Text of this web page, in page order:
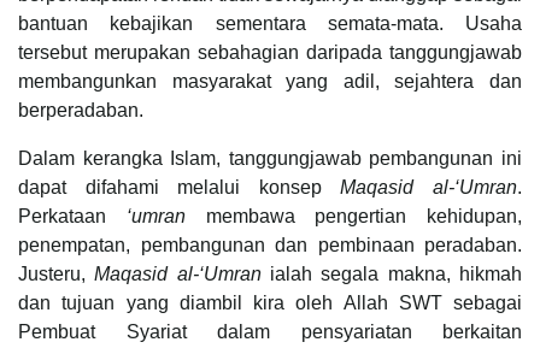
bantuan kebajikan sementara semata-mata. Usaha
tersebut merupakan sebahagian daripada tanggungjawab
membangunkan masyarakat yang adil, sejahtera dan
berperadaban.
Dalam kerangka Islam, tanggungjawab pembangunan ini
dapat difahami melalui konsepMaqasid al-‘Umran.
Perkataan ‘umranmembawa pengertian kehidupan,
penempatan, pembangunan dan pembinaan peradaban.
Justeru,Maqasid al-‘Umranialah segala makna, hikmah
dan tujuan yang diambil kira oleh Allah SWT sebagai
Pembuat Syariat dalam pensyariatan berkaitan